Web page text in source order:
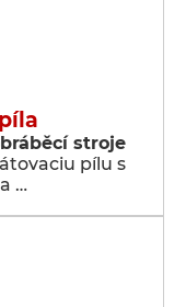
stroje
pílu s
…